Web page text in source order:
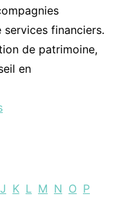
services financiers.
de patrimoine,
en
J K L M N O P